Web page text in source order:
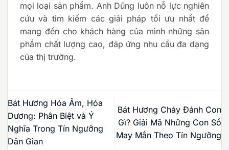
mọi loại sản phẩm. Anh Dũng luôn nỗ lực nghiên
cứu và tìm kiếm các giải pháp tối ưu nhất để
mang đến cho khách hàng của mình những sản
phẩm chất lượng cao, đáp ứng nhu cầu đa dạng
của thị trường.
Bát Hương Hóa Âm, Hóa
Dương: Phân Biệt và Ý
Nghĩa Trong Tín Ngưỡng
Dân Gian
Bát Hương Cháy Đánh Con
Gì? Giải Mã Những Con Số
May Mắn Theo Tín Ngưỡng